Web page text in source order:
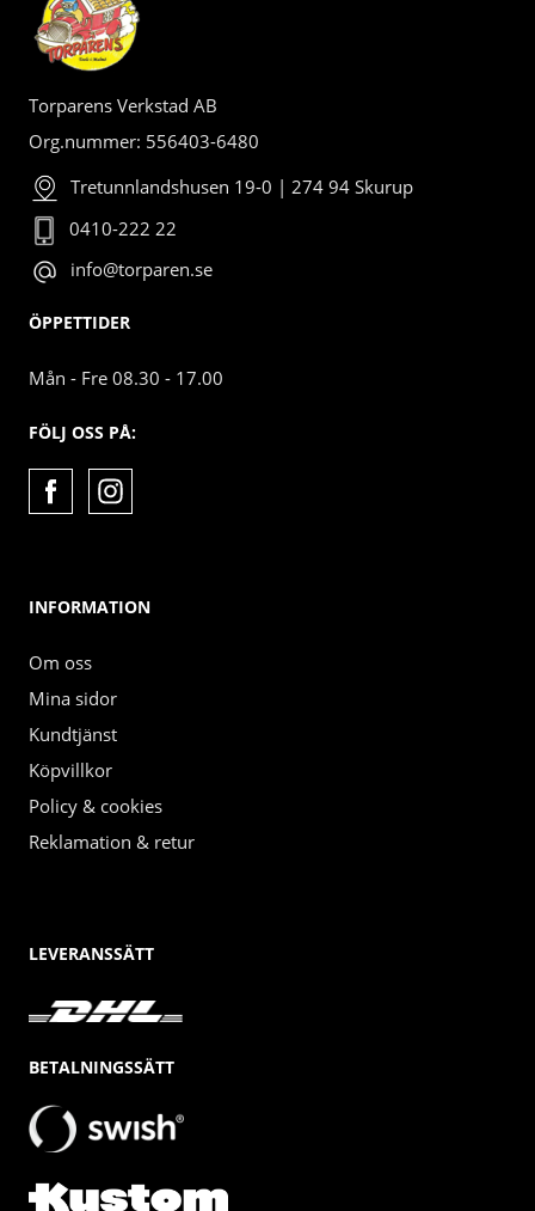
Torparens Verkstad AB
Org.nummer: 556403-6480
Tretunnlandshusen 19-0 | 274 94 Skurup
0410-222 22
info@torparen.se
ÖPPETTIDER
Mån - Fre 08.30 - 17.00
FÖLJ OSS PÅ:
INFORMATION
Om oss
Mina sidor
Kundtjänst
Köpvillkor
Policy & cookies
Reklamation & retur
LEVERANSSÄTT
BETALNINGSSÄTT